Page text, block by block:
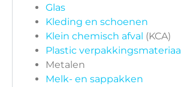
Glas
Kleding en schoenen
Klein chemisch afval (KCA)
Plastic verpakkingsmateriaal
Metalen
Melk- en sappakken